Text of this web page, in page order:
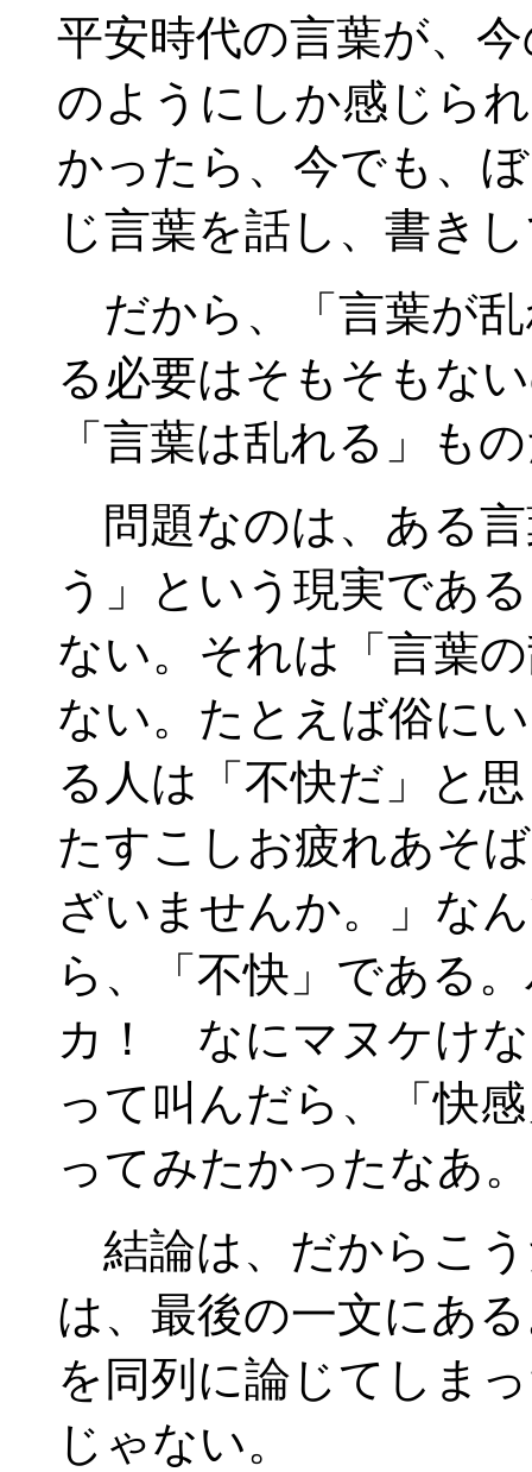
平安時代の言葉が、
のようにしか感じら
かったら、今でも、
じ言葉を話し、書き
だから、「言葉が
る必要はそもそもな
「言葉は乱れる」も
問題なのは、ある
う」という現実であ
ない。それは「言葉
ない。たとえば俗に
る人は「不快だ」と
たすこしお疲れあそ
ざいませんか。」な
ら、「不快」である
カ！ なにマヌケけ
って叫んだら、「快
ってみたかったなあ
結論は、だからこ
は、最後の一文にあ
を同列に論じてしま
じゃない。